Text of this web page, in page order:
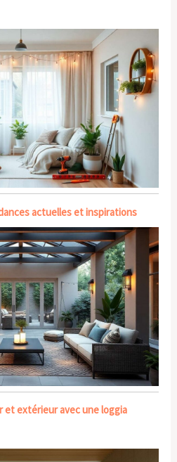
actuelles et inspirations
extérieur avec une loggia